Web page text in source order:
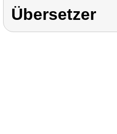
Übersetzer